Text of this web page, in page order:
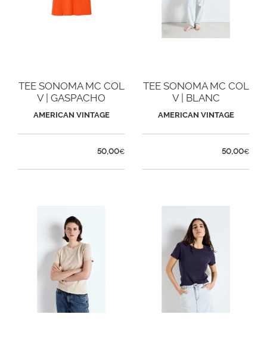
TEE SONOMA MC COL
V | GASPACHO
VINTAGE
AMERICAN VINTAGE
50,00€
TEE SONOMA MC COL
V | BLANC
AMERICAN VINTAGE
50,00€